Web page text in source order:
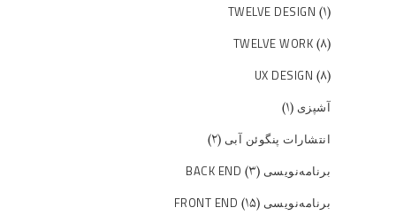
TWELVE DESIGN (۱)
TWELVE WORK (۸)
UX DESIGN (۸)
آشپزی (۱)
انتشارات پنگوئن آبی (۲)
برنامه‌نویسی BACK END (۳)
برنامه‌نویسی FRONT END (۱۵)